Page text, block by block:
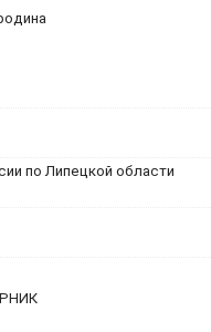
по Липецкой области